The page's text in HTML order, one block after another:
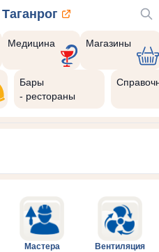
Таганрог
Медицина Магазины
Бары
- рестораны
Мастера Вентиляция